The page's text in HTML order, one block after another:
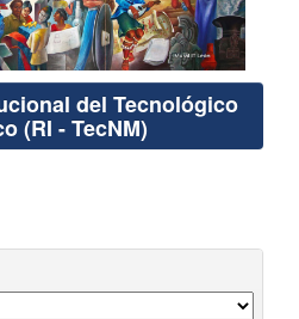
del Tecnológico
(RI - TecNM)